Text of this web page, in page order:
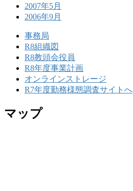
2007年5月
2006年9月
事務局
R8組織図
R8教頭会役員
R8年度事業計画
オンラインストレージ
R7年度勤務様態調査サイトへ
マップ